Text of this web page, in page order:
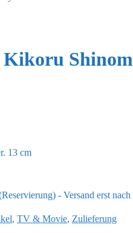
13 cm
- Versand erst
, TV & Movie, Zulieferung